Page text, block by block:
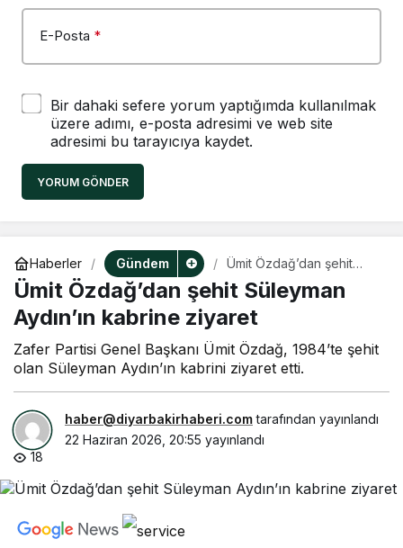
E-Posta *
Bir dahaki sefere yorum yaptığımda kullanılmak
üzere adımı, e-posta adresimi ve web site
adresimi bu tarayıcıya kaydet.
YORUM GÖNDER
Haberler Gündem
Ümit Özdağ’dan şehit
Süleyman Aydın’ın
kabrine ziyaret
Ümit Özdağ’dan şehit Süleyman
Aydın’ın kabrine ziyaret
Zafer Partisi Genel Başkanı Ümit Özdağ, 1984’te şehit
olan Süleyman Aydın’ın kabrini ziyaret etti.
haber@diyarbakirhaberi.comtarafından yayınlandı
22 Haziran 2026, 20:55 yayınlandı
18